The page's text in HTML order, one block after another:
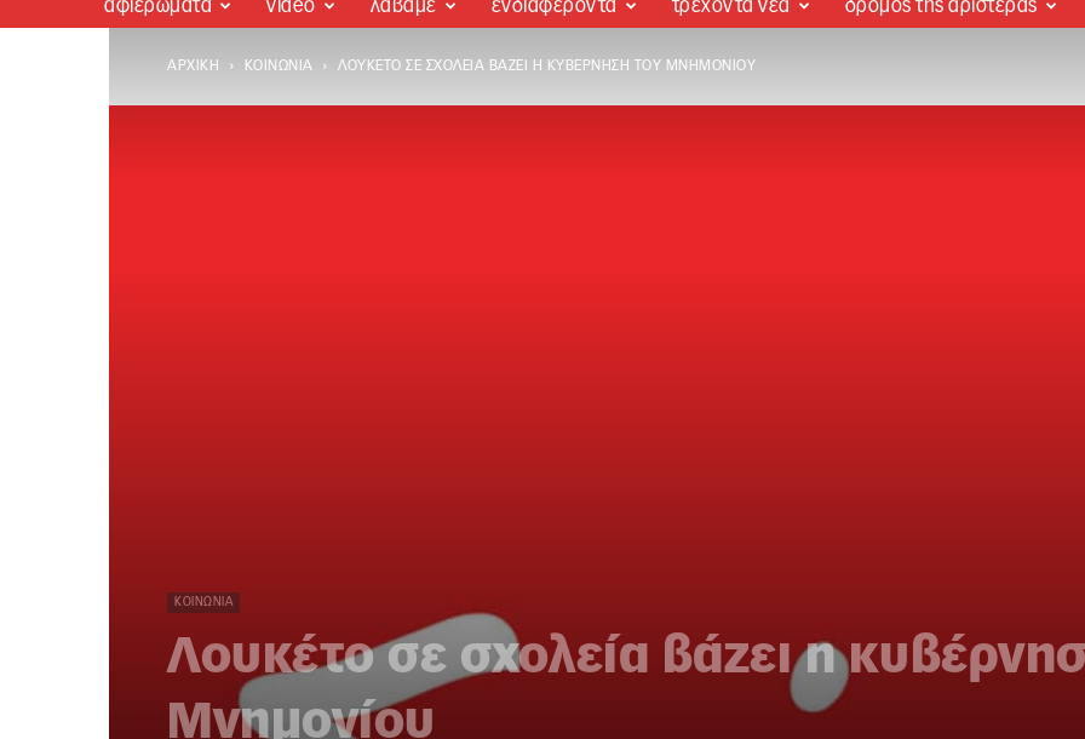
αφιερώματα video λάβαμε ενδιαφέροντα τρέχοντα νέα δρόμος της αριστεράς
ΑΡΧΙΚΉ ΚΟΙΝΩΝΊΑ ΛΟΥΚΈΤΟ ΣΕ ΣΧΟΛΕΊΑ ΒΆΖΕΙ Η ΚΥΒΈΡΝΗΣΗ ΤΟΥ ΜΝΗΜΟΝΊΟΥ
ΚΟΙΝΩΝΊΑ
Λουκέτο σε σχολεία βάζει η
Μνημονίου